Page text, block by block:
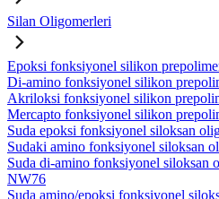
Silan Oligomerleri
Epoksi fonksiyonel silikon
Di-amino fonksiyonel silikon
Akriloksi fonksiyonel silikon
Mercapto fonksiyonel silikon
Suda epoksi fonksiyonel siloksan
Sudaki amino fonksiyonel siloksan
Suda di-amino fonksiyonel siloksan
NW76
Suda amino/epoksi fonksiyonel